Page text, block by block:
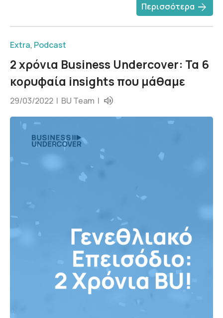
Περισσότερα arrow_forward
Extra, Podcast
2 χρόνια Business Undercover: Τα 6
κορυφαία insights που μάθαμε
29/03/2022 | BU Team |